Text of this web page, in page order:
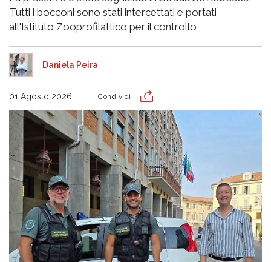
Tutti i bocconi sono stati intercettati e portati
all'Istituto Zooprofilattico per il controllo
Daniela Peira
01 Agosto 2026 Condividi